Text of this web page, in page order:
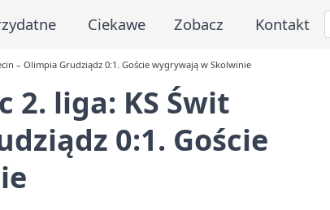
Ciekawe Zobacz Kontakt
– Olimpia Grudziądz 0:1. Goście wygrywają w Skolwinie
2. liga: KS Świt
0:1. Goście